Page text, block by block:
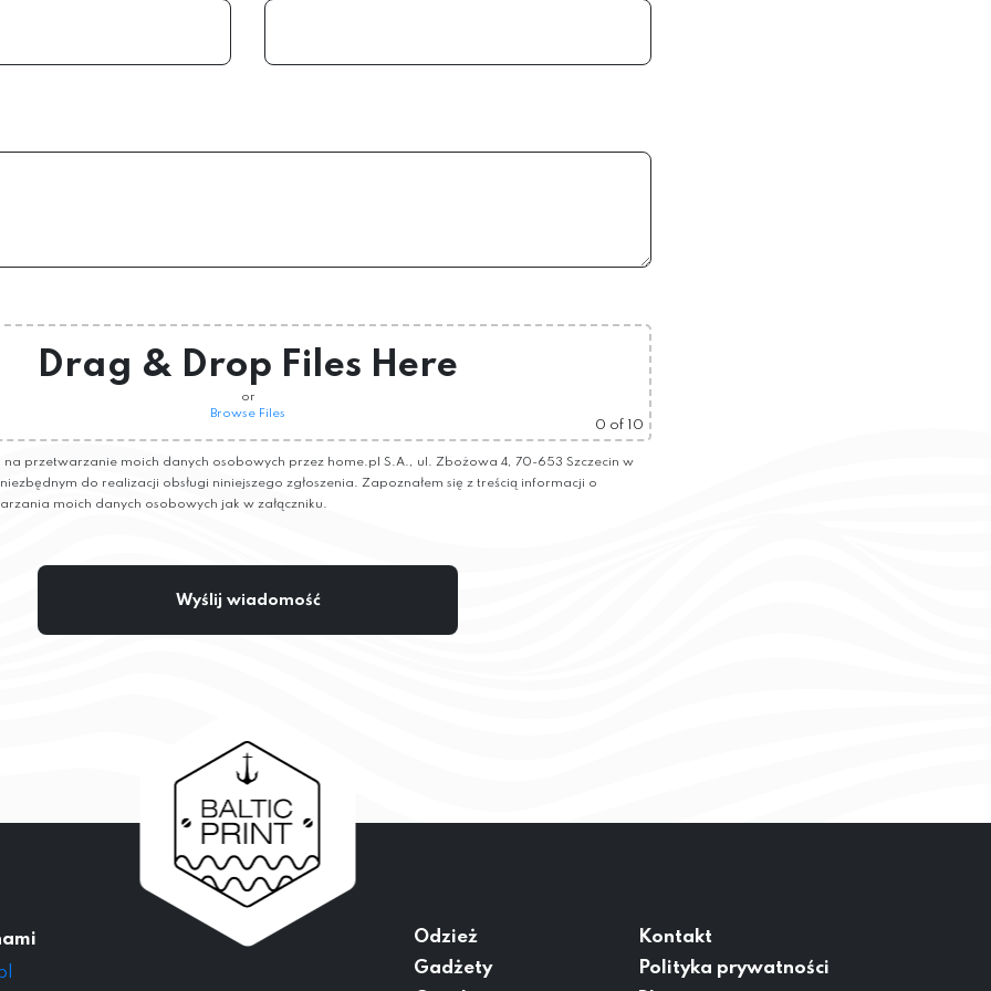
Drag & Drop Files Here
or
Browse Files
0 of 10
przetwarzanie moich danych osobowych przez home.pl S.A., ul. Zbożowa 4, 70-653 Szczecin w
do realizacji obsługi niniejszego zgłoszenia. Zapoznałem się z treścią informacji o
moich danych osobowych jak w załączniku.
Odzież
Kontakt
Gadżety
Polityka prywatności